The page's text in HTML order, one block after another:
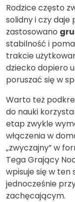
Rodzice często
solidny i czy daje
zastosowano
stabilność i
trakcie
dziecko dopiero
poruszać się w
Warto też
do nauki
etap zwykle
włączenia w
„zwyczajny” w
Tega Grający
wpisuje się w
jednocześnie
zachęcającym.